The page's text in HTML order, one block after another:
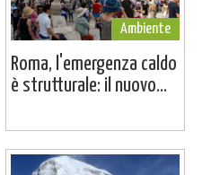
Ambiente
Roma, l'emergenza caldo
è strutturale: il nuovo...